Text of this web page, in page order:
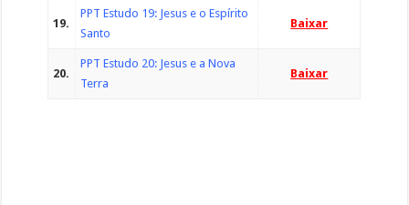
19.
PPT Estudo 19: Jesus e o Espírito
Santo
Baixar
20.
PPT Estudo 20: Jesus e a Nova
Terra
Baixar